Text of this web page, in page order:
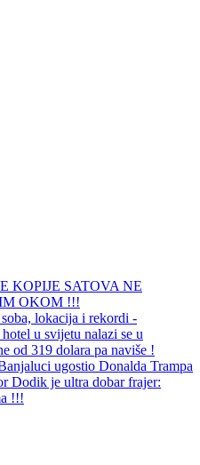
KOPIJE SATOVA NE
OKOM !!!
lokacija i rekordi -
u svijetu nalazi se u
od 319 dolara pa naviše !
ugostio Donalda Trampa
Dodik je ultra dobar frajer:
!!!